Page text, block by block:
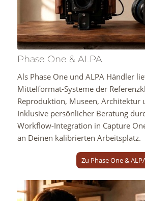
Phase One & ALPA
Als Phase One und ALPA Händler
Mittelformat-Systeme der
Reproduktion, Museen, Architektur
Inklusive persönlicher Beratung
Workflow-Integration in Capture
an Deinen kalibrierten Arbeitsplatz.
Zu Phase One &